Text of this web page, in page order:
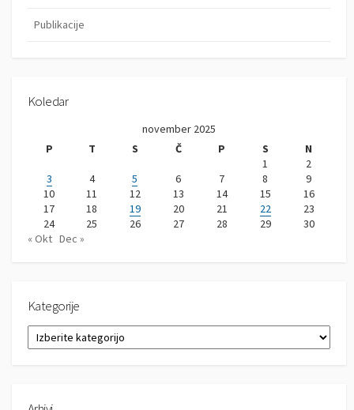
Publikacije
Koledar
november 2025
P
T S Č P S
N
1
2
3
4 5 6 7 8
9
10
11 12 13 14 15
16
17
18 19 20 21 22
23
24
25 26 27 28 29
30
« Okt Dec »
Kategorije
a